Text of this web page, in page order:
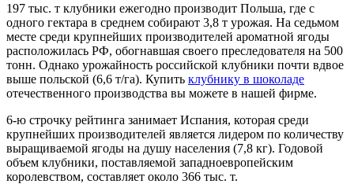
197 тыс. т клубники ежегодно производит Польша, где с
одного гектара в среднем собирают 3,8 т урожая. На седьмом
месте среди крупнейших производителей ароматной ягоды
расположилась РФ, обогнавшая своего преследователя на 500
тонн. Однако урожайность российской клубники почти вдвое
выше польской (6,6 т/га). Купить клубнику в шоколаде
отечественного производства вы можете в нашей фирме.
6-ю строчку рейтинга занимает Испания, которая среди
крупнейших производителей является лидером по количеству
выращиваемой ягоды на душу населения (7,8 кг). Годовой
объем клубники, поставляемой западноевропейским
королевством, составляет около 366 тыс. т.